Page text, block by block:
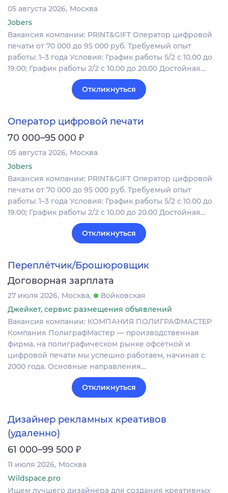
05 августа 2026 Москва
Jobers
Вакансия компании: PRINT&GIFT Оператор цифровой
печати от 70 000 до 95 000 руб. Требуемый опыт
работы: 1–3 года Условия: График работы 5/2 с 10.00 до
19.00; График работы 2/2 c 10.00 до 20.00 Достойная…
Откликнуться
Оператор цифровой печати
70 000–95 000 ₽
05 августа 2026 Москва
Jobers
Вакансия компании: PRINT&GIFT Оператор цифровой
печати от 70 000 до 95 000 руб. Требуемый опыт
работы: 1–3 года Условия: График работы 5/2 с 10.00 до
19.00; График работы 2/2 c 10.00 до 20.00 Достойная…
Откликнуться
Переплётчик/Брошюровщик
Договорная зарплата
27 июля 2026 Москва
Войковская
Джейкет, сервис размещения объявлений
Вакансия компании: КОМПАНИЯ ПОЛИГРАФМАСТЕР
Компания ПолиграфМастер — производственная
фирма, на полиграфическом рынке офсетной и
цифровой печати мы успешно работаем, начиная с
2000 года. Основные направления…
Откликнуться
Дизайнер рекламных креативов
(удаленно)
61 000–99 500 ₽
11 июля 2026 Москва
Wildspace.pro
Ищем лучшего дизайнера для создания креативных